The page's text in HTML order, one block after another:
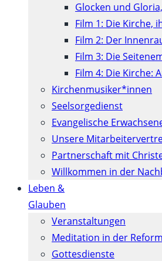
Glocken und
Film 1: Die Kirche,
Film 2: Der
Film 3: Die
Film 4: Die Kirche:
Kirchenmusiker*innen
Seelsorgedienst
Evangelische
Unsere
Partnerschaft mit
Willkommen in der
Leben &
Glauben
Veranstaltungen
Meditation in der
Gottesdienste